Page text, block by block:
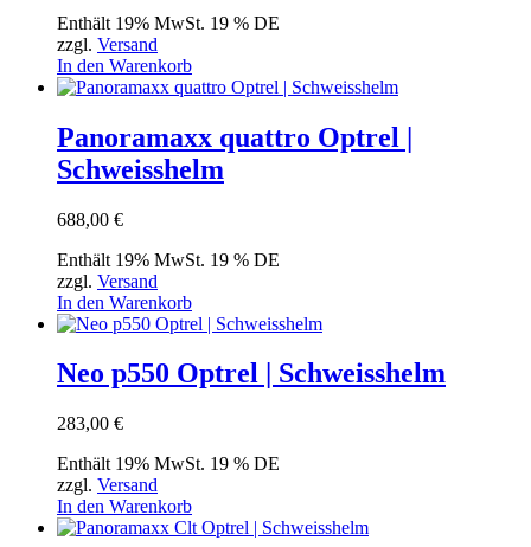
Enthält 19% MwSt. 19 % DE
zzgl. Versand
In den Warenkorb
Panoramaxx quattro Optrel |
Schweisshelm
688,00 €
Enthält 19% MwSt. 19 % DE
zzgl. Versand
In den Warenkorb
Neo p550 Optrel | Schweisshelm
283,00 €
Enthält 19% MwSt. 19 % DE
zzgl. Versand
In den Warenkorb